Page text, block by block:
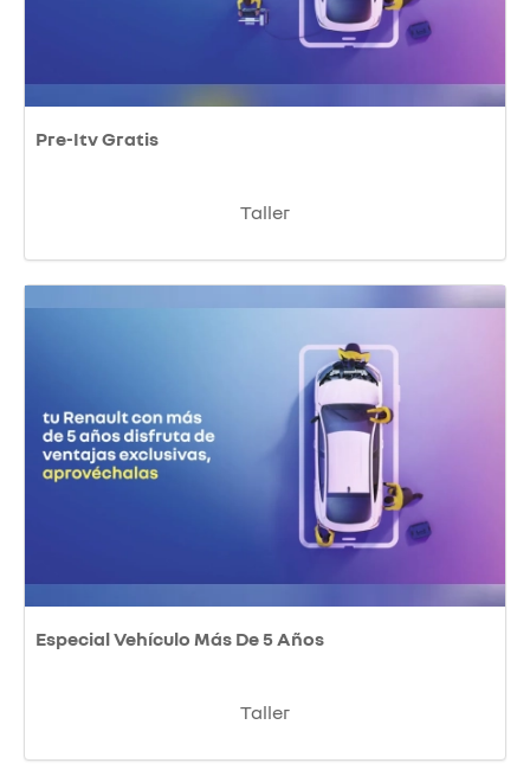
Pre-Itv Gratis
Taller
Especial Vehículo Más De 5 Años
Taller